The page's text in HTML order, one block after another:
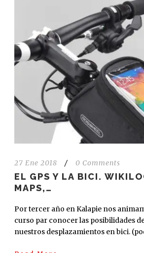
27 Ene 2018 / 0 Comments
EL GPS Y LA BICI.
MAPS,…
Por tercer año en Kalapie nos
curso par conocer las posibilidades
nuestros desplazamientos en bici.